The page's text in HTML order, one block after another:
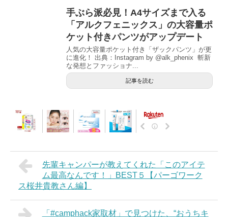
手ぶら派必見！A4サイズまで入る
「アルクフェニックス」の大容量ポ
ケット付きパンツがアップデート
人気の大容量ポケット付き「ザックパンツ」が更
に進化！ 出典：Instagram by @alk_phenix 斬新
な発想とファッショナ...
記事を読む
先輩キャンパーが教えてくれた「このアイテ
ム最高なんです！」BEST５【パーゴワーク
ス桜井貴教さん編】
「#camphack家取材」で見つけた、“おうちキ